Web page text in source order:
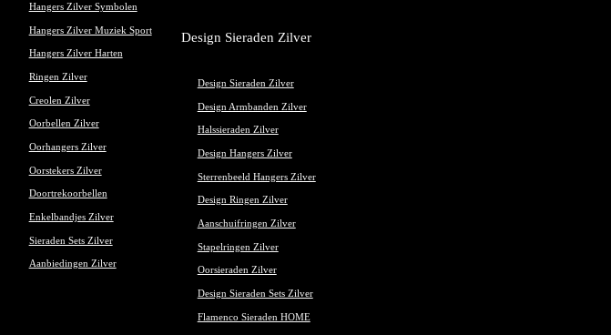
Hangers Zilver Symbolen
Hangers Zilver Muziek Sport
Hangers Zilver Harten
Ringen Zilver
Creolen Zilver
Oorbellen Zilver
Oorhangers Zilver
Oorstekers Zilver
Doortrekoorbellen
Enkelbandjes Zilver
Sieraden Sets Zilver
Aanbiedingen Zilver
Design Sieraden Zilver
Design Sieraden Zilver
Design Armbanden Zilver
Halssieraden Zilver
Design Hangers Zilver
Sterrenbeeld Hangers Zilver
Design Ringen Zilver
Aanschuifringen Zilver
Stapelringen Zilver
Oorsieraden Zilver
Design Sieraden Sets Zilver
Flamenco Sieraden HOME